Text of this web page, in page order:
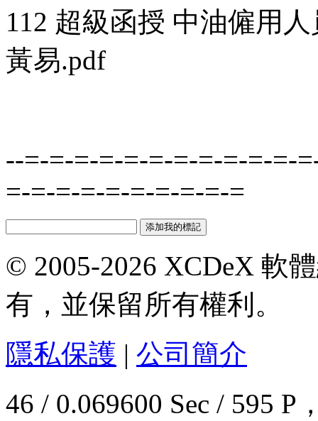
112 超級函授 中油僱用
黃易.pdf
--=-=-=-=-=-=-=-=-=-=-=-
=-=-=-=-=-=-=-=-=-=
© 2005-2026 XCDeX 軟
有，並保留所有權利。
隱私保護 | 公司簡介
46 / 0.069600 Sec / 595